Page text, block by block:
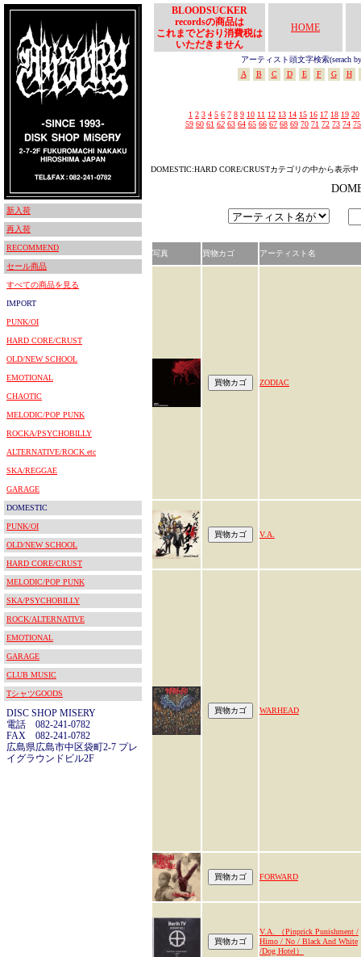
新入荷
再入荷
RECOMMEND
セール商品
すべての商品を見る
IMPORT
PUNK/OI
HARD CORE/CRUST
OLD/NEW SCHOOL
EMOTIONAL
CHAOTIC
MELODIC/POP PUNK
ROCKA/PSYCHOBILLY
ALTERNATIVE/ROCK etc
SKA/REGGAE
GARAGE
DOMESTIC
PUNK/OI
OLD/NEW SCHOOL
HARD CORE/CRUST
MELODIC/POP PUNK
SKA/PSYCHOBILLY
ROCK/ALTERNATIVE
EMOTIONAL
GARAGE
CLUB MUSIC
TシャツGOODS
DISC SHOP MISERY
電話 082-241-0782
FAX 082-241-0782
広島県広島市中区袋町2-7 プレ
イグラウンドビル2F
BLOODSUCKER
recordsの商品は
これまでどおり消費税は
いただきません
HOME
アーティスト頭文字検索(serach
A
B C D E F G H
1 2 3 4 5 6 7 8 9 10 11 12 13 14 15 16 17 18 19 20
59 60 61 62 63 64 65 66 67 68 69 70 71 72 73 74 75
DOMESTIC:HARD CORE/CRUSTカテゴリの中から表示中
写真 買物カゴ アーティスト名
ZODIAC
V.A.
WARHEAD
FORWARD
V.A. （Pinprick Punishment /
Himo / No / Black And White
/Dog Hotel）